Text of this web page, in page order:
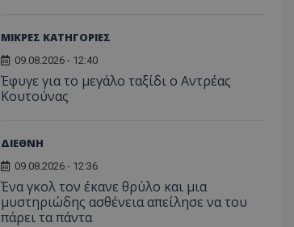
ΜΙΚΡΕΣ ΚΑΤΗΓΟΡΙΕΣ
09.08.2026 - 12:40
Έφυγε για το μεγάλο ταξίδι ο Αντρέας
Κουτούνας
ΔΙΕΘΝΗ
09.08.2026 - 12:36
Ένα γκολ τον έκανε θρύλο και μια
μυστηριώδης ασθένεια απείλησε να του
πάρει τα πάντα